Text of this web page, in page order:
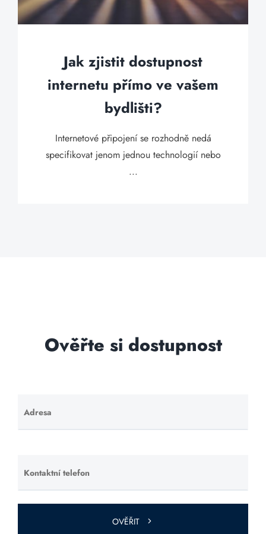
Jak zjistit dostupnost
internetu přímo ve vašem
bydlišti?
Internetové připojení se rozhodně nedá
specifikovat jenom jednou technologií nebo
...
Ověřte si dostupnost
Adresa
Ponechte
toto pole
Kontaktní telefon
Ponechte
toto pole
prázdné.
OVĚŘIT